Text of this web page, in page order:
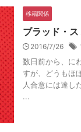
移籍関係
ブラッド・
2016/7/26
数日前から、に
すが、どうもほ
人合意には達し
...